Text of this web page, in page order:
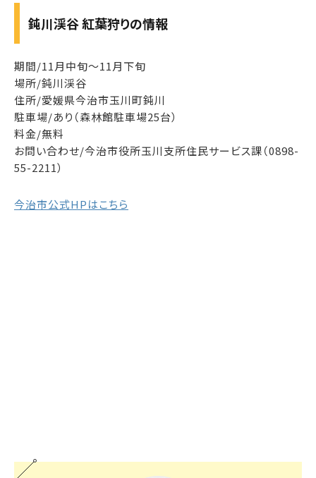
鈍川渓谷 紅葉狩りの情報
期間/11月中旬～11月下旬
場所/鈍川渓谷
住所/愛媛県今治市玉川町鈍川
駐車場/あり（森林館駐車場25台）
料金/無料
お問い合わせ/今治市役所玉川支所住民サービス課（0898-
55-2211）
今治市公式HPはこちら